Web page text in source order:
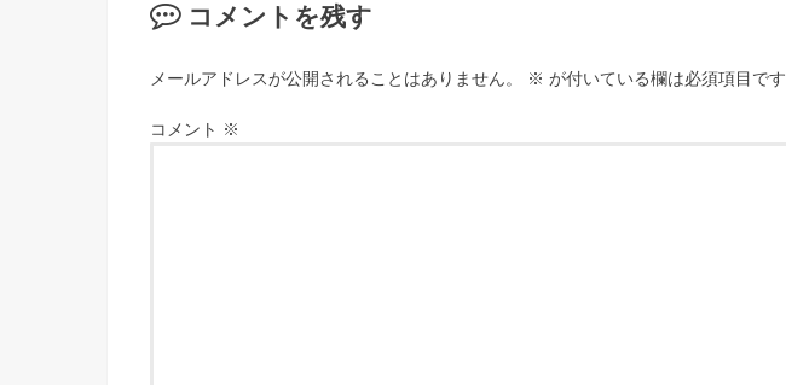
コメントを残す
メールアドレスが公開されることはありません。 ※ が付いている欄は必須項目です
コメント ※